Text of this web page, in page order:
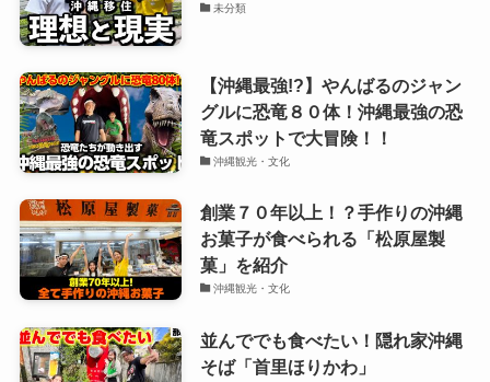
未分類
【沖縄最強!?】やんばるのジャン
グルに恐竜８０体！沖縄最強の恐
竜スポットで大冒険！！
沖縄観光・文化
創業７０年以上！？手作りの沖縄
お菓子が食べられる「松原屋製
菓」を紹介
沖縄観光・文化
並んででも食べたい！隠れ家沖縄
そば「首里ほりかわ」